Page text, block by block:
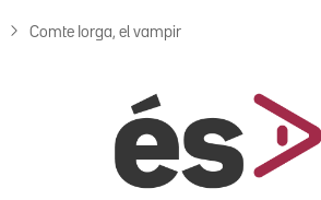
Comte Iorga, el vampir